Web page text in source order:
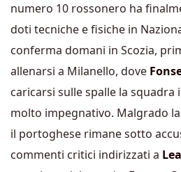
numero 10 rossonero ha
doti tecniche e fisiche in
conferma domani in Scozia,
allenarsi a Milanello, dove
caricarsi sulle spalle la
molto impegnativo. Malgrado
il portoghese rimane sotto
commenti critici indirizzati a